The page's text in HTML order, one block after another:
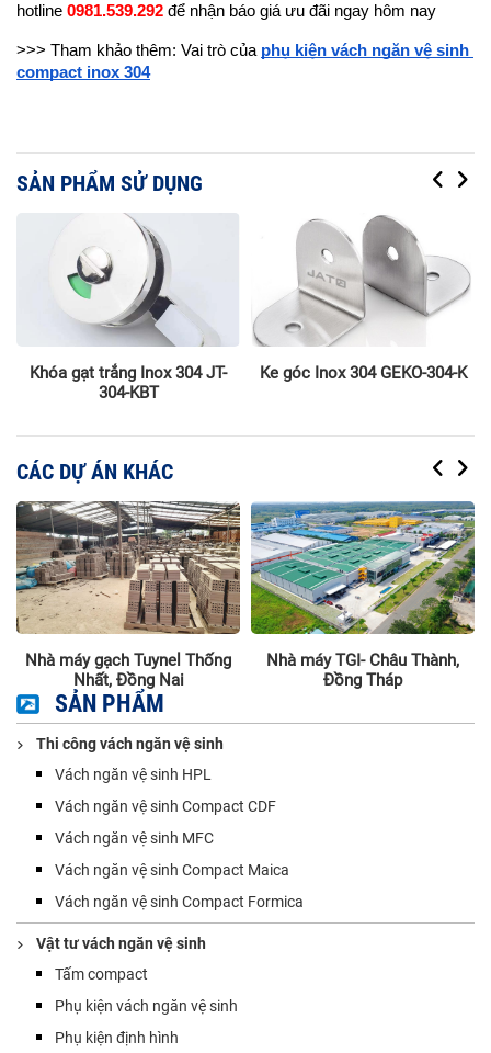
hotline 0981.539.292 để nhận báo giá ưu đãi ngay hôm nay
>>> Tham khảo thêm: Vai trò của phụ kiện vách ngăn vệ sinh
compact inox 304
SẢN PHẨM SỬ DỤNG
Khóa gạt trắng Inox 304 JT-
304-KBT
Ke góc Inox 304 GEKO-304-K
CÁC DỰ ÁN KHÁC
Nhà máy gạch Tuynel Thống
Nhất, Đồng Nai
Nhà máy TGI- Châu Thành,
Đồng Tháp
SẢN PHẨM
Thi công vách ngăn vệ sinh
Vách ngăn vệ sinh HPL
Vách ngăn vệ sinh Compact CDF
Vách ngăn vệ sinh MFC
Vách ngăn vệ sinh Compact Maica
Vách ngăn vệ sinh Compact Formica
Vật tư vách ngăn vệ sinh
Tấm compact
Phụ kiện vách ngăn vệ sinh
Phụ kiện định hình